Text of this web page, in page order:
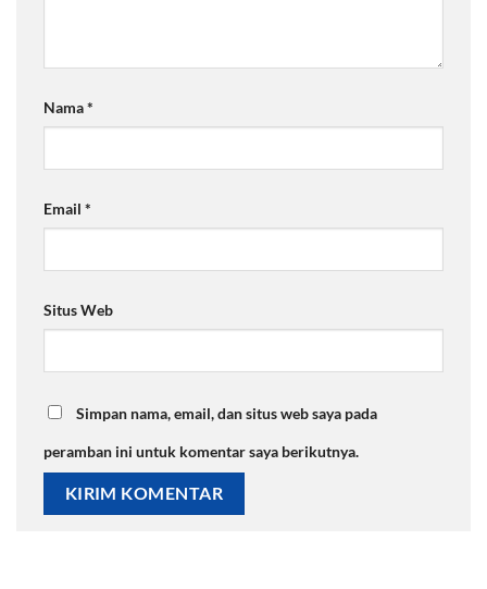
Nama*
Email *
Situs Web
Simpan nama, email, dan situs web saya pada
peramban ini untuk komentar saya berikutnya.